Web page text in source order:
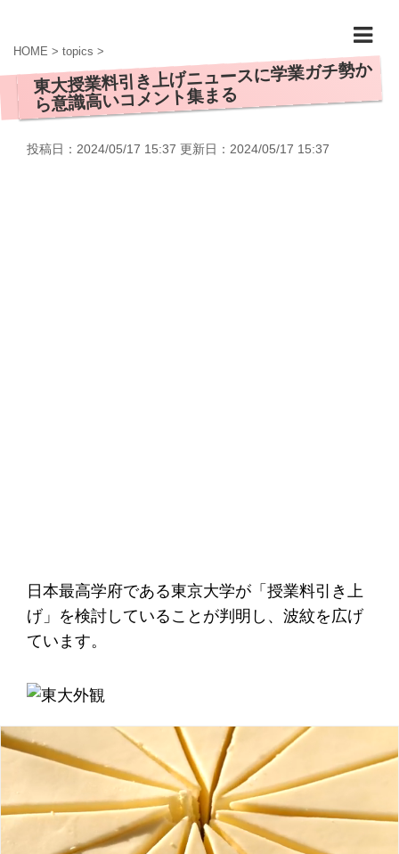
HOME > topics >
東大授業料引き上げニュースに学業ガチ勢か
ら意識高いコメント集まる
投稿日：2024/05/17 15:37 更新日： 2024/05/17 15:37
日本最高学府である東京大学が「授業料引き上
げ」を検討していることが判明し、波紋を広げ
ています。